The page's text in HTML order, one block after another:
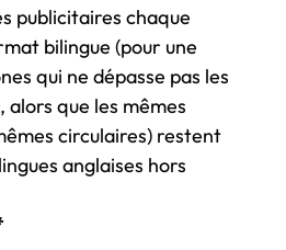
publicitaires chaque
bilingue (pour une
qui ne dépasse pas les
alors que les mêmes
circulaires) restent
anglaises hors